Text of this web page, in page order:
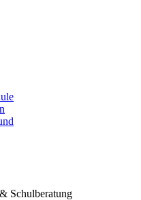
Schulberatung